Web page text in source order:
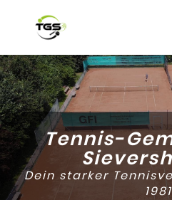
Dokumente/
Tennis-
Dein starker